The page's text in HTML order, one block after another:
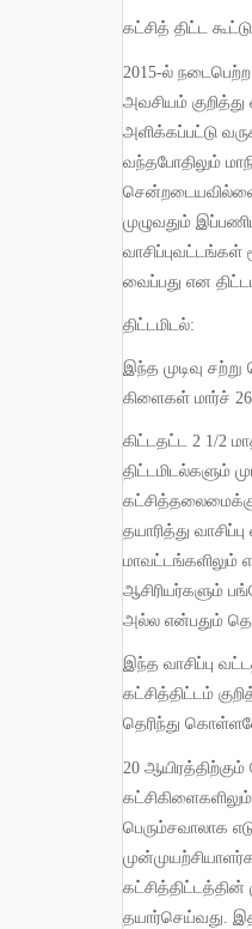
கட்சித் திட்ட
2015-ல்
அவசியம் குறித்து
அளிக்கப்பட்டு
வந்தபோதிலும்
சென்றடையவில்லை
முழுவதும்
வைப்பது என
திட்டமிடல்:
இந்த முடிவு
கிளைகள் மார்ச் 26
கிட்டதட்ட 2 1/2
திட்டமிடல்களும்
தயாரித்து
மாவட்டங்களிலும்
ஆசிரியர்களும்
அல்ல என்பதும்
இந்த வாசிப்பு
கட்சித்திட்டம்
தெரிந்து
20
பெரும்சவாலாக
கட்சித்திட்டத்தின்
தயார்செய்வது